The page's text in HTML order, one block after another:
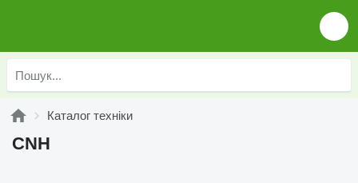
Каталог техніки
CNH